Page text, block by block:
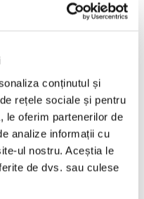
conținutul și
rețele sociale și pentru
le oferim partenerilor de
analize informații cu
ul nostru. Aceștia le
de dvs. sau culese
al treilea
modă care
în timpul
o retrospectivă